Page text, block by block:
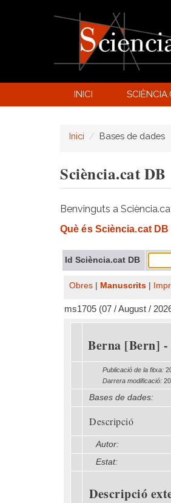
INICI
Inici Bases de dades
Sciència.cat DB
Benvinguts a
Què és Sciència.cat DB
Id Sciència.cat DB
Obres Manuscrits
ms1705 (07 / August /
Berna [Bern]
Publicació de la fitxa:
Darrera modificació:
Bases de dades:
Descripció
Autor:
Estat:
Descripció